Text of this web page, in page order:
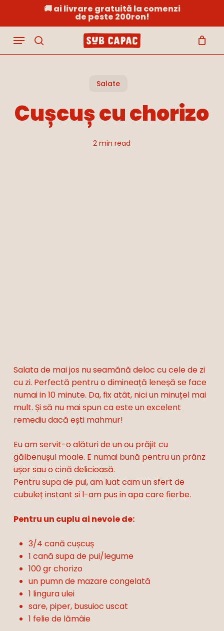
content
🚚 ai livrare gratuită la comenzi
de peste 200ron!
search
Menu
Cart Cart
Salate
Cușcuș cu chorizo
2 min read
Salata de mai jos nu seamănă deloc cu cele de zi
cu zi. Perfectă pentru o dimineață leneșă se face
numai in 10 minute. Da, fix atât, nici un minuțel mai
mult. Și să nu mai spun ca este un excelent
remediu dacă ești mahmur!
Eu am servit-o alături de un ou prăjit cu
gălbenușul moale. E numai bună pentru un prânz
ușor sau o cină delicioasă.
Pentru supa de pui, am luat cam un sfert de
cubuleț instant si l-am pus in apa care fierbe.
Pentru un cuplu ai nevoie de:
3/4 cană cușcuș
1 cană supa de pui/legume
100 gr chorizo
un pumn de mazare congelată
1 lingura ulei
sare, piper, busuioc uscat
1 felie de lămâie